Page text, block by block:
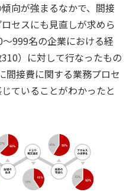
向が強まるなかで、間接
セスにも見直しが求めら
999名の企業における経
）に対して行なったもの
間接費に関する業務プロセ
ていることがわかったと